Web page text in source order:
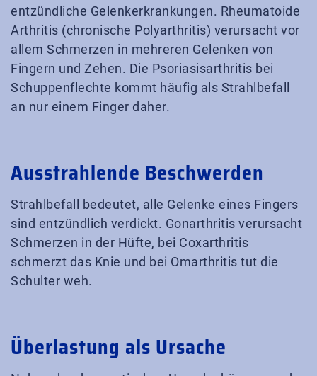
entzündliche Gelenkerkrankungen. Rheumatoide
Arthritis (chronische Polyarthritis) verursacht vor
allem Schmerzen in mehreren Gelenken von
Fingern und Zehen. Die Psoriasisarthritis bei
Schuppenflechte kommt häufig als Strahlbefall
an nur einem Finger daher.
Ausstrahlende Beschwerden
Strahlbefall bedeutet, alle Gelenke eines Fingers
sind entzündlich verdickt. Gonarthritis verursacht
Schmerzen in der Hüfte, bei Coxarthritis
schmerzt das Knie und bei Omarthritis tut die
Schulter weh.
Überlastung als Ursache